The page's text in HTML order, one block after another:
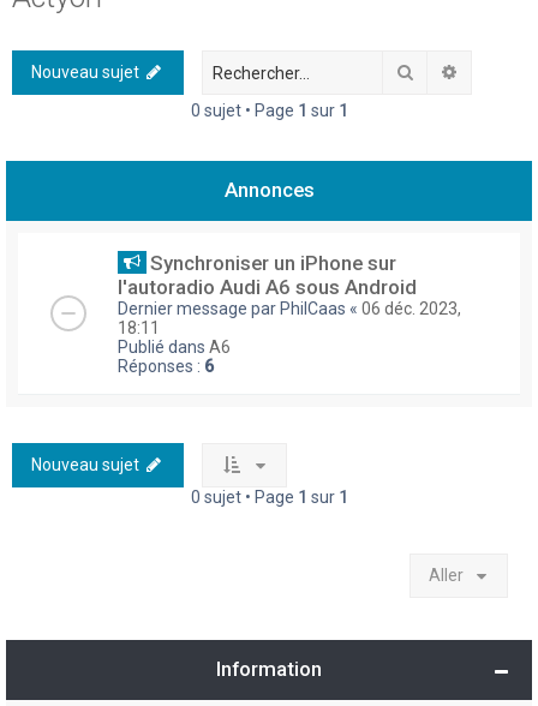
h
r
Nouveau sujet Rechercher
0 sujet • Page 1 sur 1
Annonces
Synchroniser un iPhone sur
l'autoradio Audi A6 sous Android
Dernier message par PhilCaas « 06 déc. 2023,
18:11
Publié dans A6
Réponses : 6
Nouveau sujet
0 sujet • Page 1 sur 1
Aller
Information